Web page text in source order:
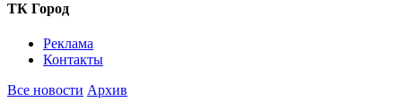
ТК Город
Реклама
Контакты
Все новости Архив